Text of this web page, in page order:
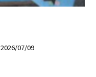
2026/07/09